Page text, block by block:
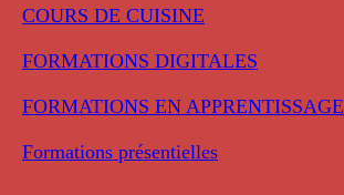
COURS DE CUISINE
FORMATIONS DIGITALES
FORMATIONS EN APPRENTISSAGE
Formations présentielles